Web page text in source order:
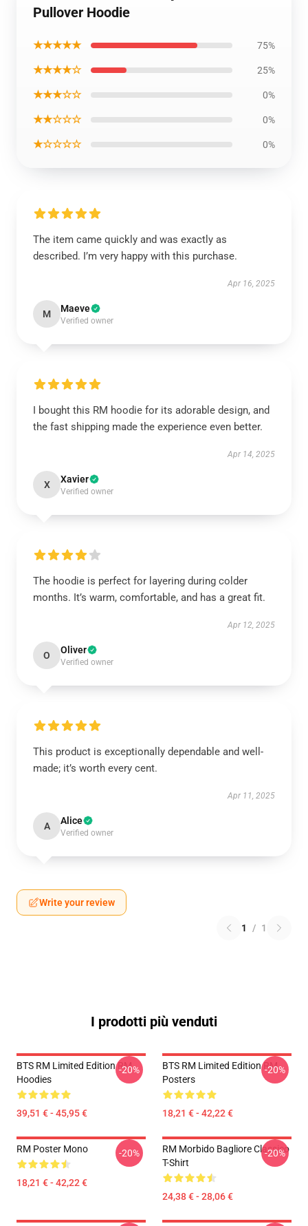
Pullover Hoodie
★★★★★ 75%
★★★★☆ 25%
★★★☆☆ 0%
★★☆☆☆ 0%
★☆☆☆☆ 0%
The item came quickly and was exactly as
described. I’m very happy with this purchase.
Apr 16, 2025
M Maeve
Verified owner
I bought this RM hoodie for its adorable design, and
the fast shipping made the experience even better.
Apr 14, 2025
X Xavier
Verified owner
The hoodie is perfect for layering during colder
months. It’s warm, comfortable, and has a great fit.
Apr 12, 2025
O Oliver
Verified owner
This product is exceptionally dependable and well-
made; it’s worth every cent.
Apr 11, 2025
A Alice
Verified owner
Write your review
1 / 1
I prodotti più venduti
BTS RM Limited Edition RM
Hoodies
39,51 € - 45,95 €
-20%
BTS RM Limited Edition RM
Posters
18,21 € - 42,22 €
-20%
RM Poster Mono
18,21 € - 42,22 €
-20%
RM Morbido Bagliore Classico
T-Shirt
24,38 € - 28,06 €
-20%